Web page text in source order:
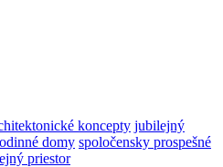
koncepty jubilejný
domy spoločensky prospešné
priestor